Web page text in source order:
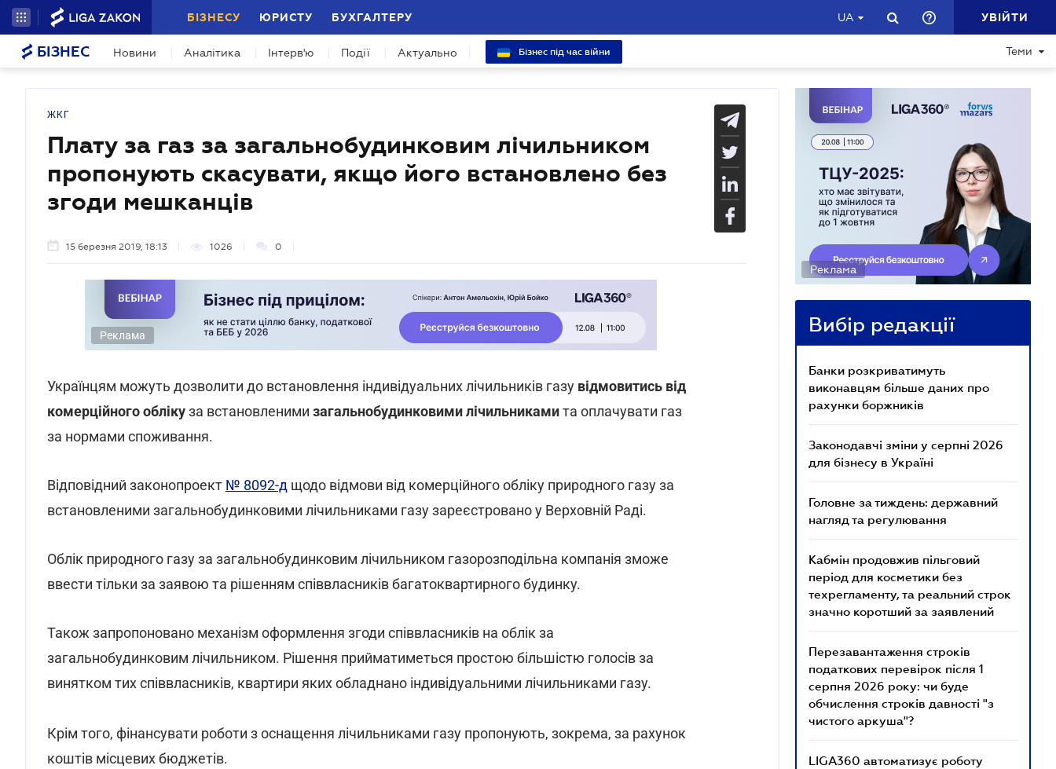
БІЗНЕСУ ЮРИСТУ БУХГАЛТЕРУ UA УВІЙТИ
БІЗНЕС Новини Аналітика Інтерв'ю Події Актуально Бізнес під час війни Теми
ЖКГ
Плату за газ за загальнобудинковим лічильником
пропонують скасувати, якщо його встановлено без
згоди мешканців
15 березня 2019, 18:13 1026 0
Реклама
Українцям можуть дозволити до встановлення індивідуальних лічильників газу відмовитись від
комерційного облікуза встановленими загальнобудинковими лічильникамита оплачувати газ
за нормами споживання.
Відповідний законопроект № 8092-д щодо відмови від комерційного обліку природного газу за
встановленими загальнобудинковими лічильниками газу зареєстровано у Верховній Раді.
Облік природного газу за загальнобудинковим лічильником газорозподільна компанія зможе
ввести тільки за заявою та рішенням співвласників багатоквартирного будинку.
Також запропоновано механізм оформлення згоди співвласників на облік за
загальнобудинковим лічильником. Рішення прийматиметься простою більшістю голосів за
винятком тих співвласників, квартири яких обладнано індивідуальними лічильниками газу.
Крім того, фінансувати роботи з оснащення лічильниками газу пропонують, зокрема, за рахунок
коштів місцевих бюджетів.
Реклама
Вибір редакції
Банки розкриватимуть
виконавцям більше даних про
рахунки боржників
Законодавчі зміни у серпні 2026
для бізнесу в Україні
Головне за тиждень: державний
нагляд та регулювання
Кабмін продовжив пільговий
період для косметики без
техрегламенту, та реальний строк
значно коротший за заявлений
Перезавантаження строків
податкових перевірок після 1
серпня 2026 року: чи буде
обчислення строків давності "з
чистого аркуша"?
LIGA360 автоматизує роботу